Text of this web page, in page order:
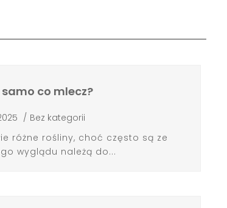
co mlecz?
/ Bez kategorii
różne rośliny, choć często są ze
wyglądu należą do...